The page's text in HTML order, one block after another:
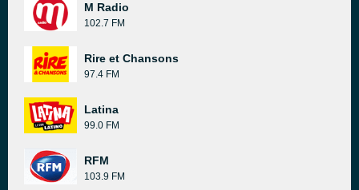
M Radio
102.7 FM
Rire et Chansons
97.4 FM
Latina
99.0 FM
RFM
103.9 FM